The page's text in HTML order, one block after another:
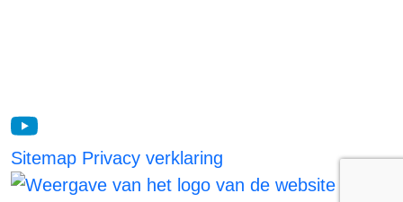
Sitemap Privacy verklaring